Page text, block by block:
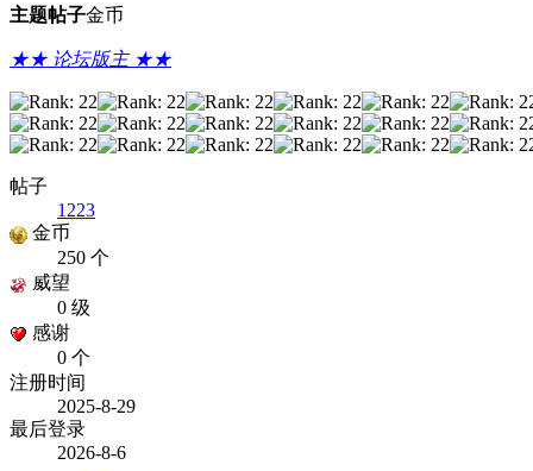
主题帖子金币
★★ 论坛版主 ★★
帖子
1223
金币
250 个
威望
0 级
感谢
0 个
注册时间
2025-8-29
最后登录
2026-8-6